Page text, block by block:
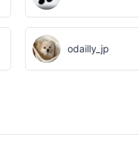
odailly_jp